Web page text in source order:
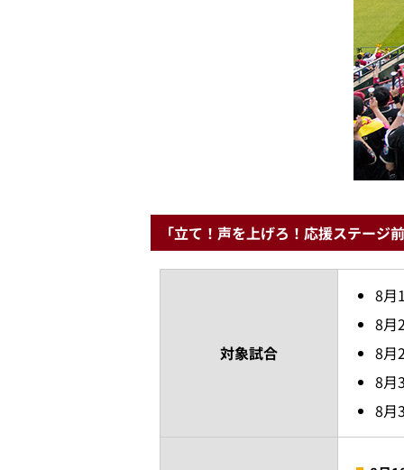
「立て！声を上げろ！応援ステー
対象試合
8月
8月
8月
8月
8月